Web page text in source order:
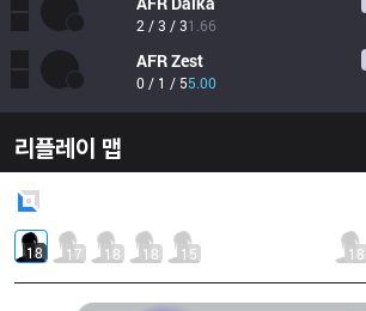
2 / 3 / 31.66
AFRZest
0 / 1 / 55.00
리플레이 맵
18 17 18 18 15 18